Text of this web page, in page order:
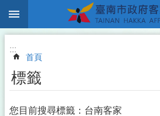
跳到主要內容區塊
:::
首頁
標籤
您目前搜尋標籤：台南客家